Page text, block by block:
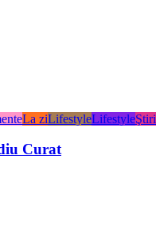
La ziLifestyleLifestyleŞtiri
Curat